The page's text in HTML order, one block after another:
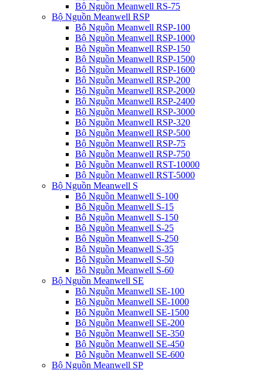
Bộ Nguồn Meanwell RS-75
Bộ Nguồn Meanwell RSP
Bộ Nguồn Meanwell RSP-100
Bộ Nguồn Meanwell RSP-1000
Bộ Nguồn Meanwell RSP-150
Bộ Nguồn Meanwell RSP-1500
Bộ Nguồn Meanwell RSP-1600
Bộ Nguồn Meanwell RSP-200
Bộ Nguồn Meanwell RSP-2000
Bộ Nguồn Meanwell RSP-2400
Bộ Nguồn Meanwell RSP-3000
Bộ Nguồn Meanwell RSP-320
Bộ Nguồn Meanwell RSP-500
Bộ Nguồn Meanwell RSP-75
Bộ Nguồn Meanwell RSP-750
Bộ Nguồn Meanwell RST-10000
Bộ Nguồn Meanwell RST-5000
Bộ Nguồn Meanwell S
Bộ Nguồn Meanwell S-100
Bộ Nguồn Meanwell S-15
Bộ Nguồn Meanwell S-150
Bộ Nguồn Meanwell S-25
Bộ Nguồn Meanwell S-250
Bộ Nguồn Meanwell S-35
Bộ Nguồn Meanwell S-50
Bộ Nguồn Meanwell S-60
Bộ Nguồn Meanwell SE
Bộ Nguồn Meanwell SE-100
Bộ Nguồn Meanwell SE-1000
Bộ Nguồn Meanwell SE-1500
Bộ Nguồn Meanwell SE-200
Bộ Nguồn Meanwell SE-350
Bộ Nguồn Meanwell SE-450
Bộ Nguồn Meanwell SE-600
Bộ Nguồn Meanwell SP